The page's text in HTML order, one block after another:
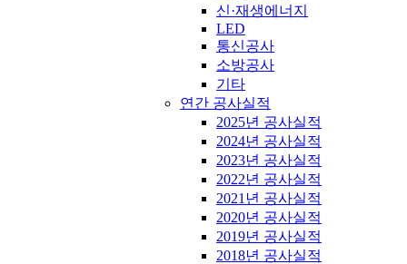
신·재생에너지
LED
통신공사
소방공사
기타
연간 공사실적
2025년 공사실적
2024년 공사실적
2023년 공사실적
2022년 공사실적
2021년 공사실적
2020년 공사실적
2019년 공사실적
2018년 공사실적